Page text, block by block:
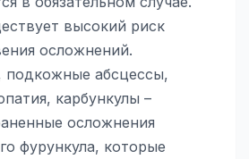
высокий риск
осложнений.
подкожные абсцессы,
карбункулы –
осложнения
фурункула, которые